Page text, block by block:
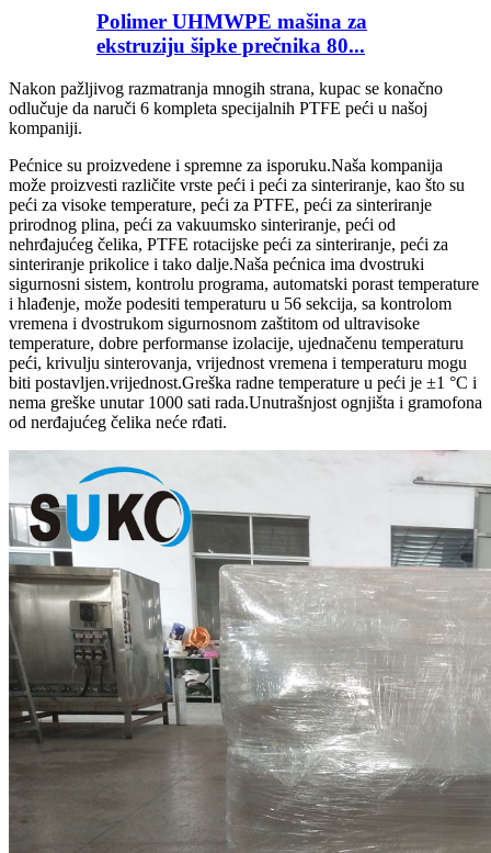
Polimer UHMWPE mašina za
ekstruziju šipke prečnika 80...
Nakon pažljivog razmatranja mnogih strana, kupac se konačno
odlučuje da naruči 6 kompleta specijalnih PTFE peći u našoj
kompaniji.
Pećnice su proizvedene i spremne za isporuku.Naša kompanija
može proizvesti različite vrste peći i peći za sinteriranje, kao što su
peći za visoke temperature, peći za PTFE, peći za sinteriranje
prirodnog plina, peći za vakuumsko sinteriranje, peći od
nehrđajućeg čelika, PTFE rotacijske peći za sinteriranje, peći za
sinteriranje prikolice i tako dalje.Naša pećnica ima dvostruki
sigurnosni sistem, kontrolu programa, automatski porast temperature
i hlađenje, može podesiti temperaturu u 56 sekcija, sa kontrolom
vremena i dvostrukom sigurnosnom zaštitom od ultravisoke
temperature, dobre performanse izolacije, ujednačenu temperaturu
peći, krivulju sinterovanja, vrijednost vremena i temperaturu mogu
biti postavljen.vrijednost.Greška radne temperature u peći je ±1 °C i
nema greške unutar 1000 sati rada.Unutrašnjost ognjišta i gramofona
od nerđajućeg čelika neće rđati.